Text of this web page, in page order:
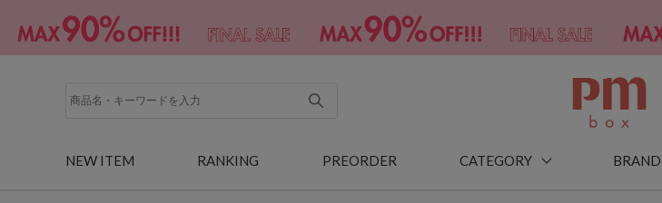
NEW ITEM RANKING PREORDER CATEGORY BRAND